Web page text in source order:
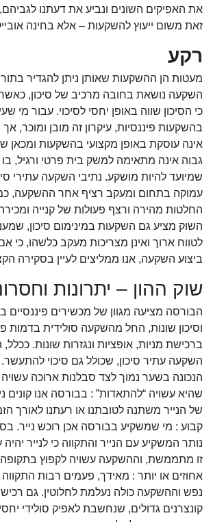
את האפיקים השונים ונביע את דעתנו
זאת משום ייעוץ להשקעות – אלא בחינה
רקע
מעטות הן ההשקעות שאותן ניתן להגדיר בתור
השקעה נושאת בחובה מרכיב של סיכון,
כי הסיכון שווה באופן יחסי לסיכוי. עבור מי
בהשקעות פיננסיות, עיקרון זה מובן ומוכר,
אינה עוסקת באופן מקצועי בהשקעות ומכאן
גבוה אינה מתאימה למשק בית פרטי ורגיל,
שמיועד להיות מושקע. נתיבי השקעה עתירי
עמוקה בתחום ומעקב רציף אחר ההשקעה,
החלטות מהירה ורצף פעולות של קנייה
השוק מציע גם השקעות במינימום סיכון,
לטווח ארוך ואינן מצריכות מעקב כלשהו, כי
ביצוע השקעה, אנו ממליצים לעיין בסקירה
שוק ההון – יתרונות
הבורסה מציעה מגוון של מכשירים פיננסיים
וסיכון שונות, החל מהשקעה סולידית בדמות
ברכישת מניות, אופציות ונגזרות שונות.
השקעה עתיר סיכון, שכולל גם סיכוי
הנכונה בשער נמוך לצד סבלנות ארוכה
שהיא עשויה “להתאדות” : בבורסה אנו קונים
של הנייר משתנה לטובתנו או רעתנו לאורך
קבוע : מי שמשקיע בבורסה אכן רוכש נייר.
נותר המשקיע עם הנייר והתקווה כי לנייר
זו מתממשת, וההשקעה עשויה לקפוץ
אחוזים או יותר : מאידך, פעמים רבות
נפש וההשקעה כולה נעלמת לחלוטין. גם
קונצרנים גדולים, שנחשבת לאפיק סולידי